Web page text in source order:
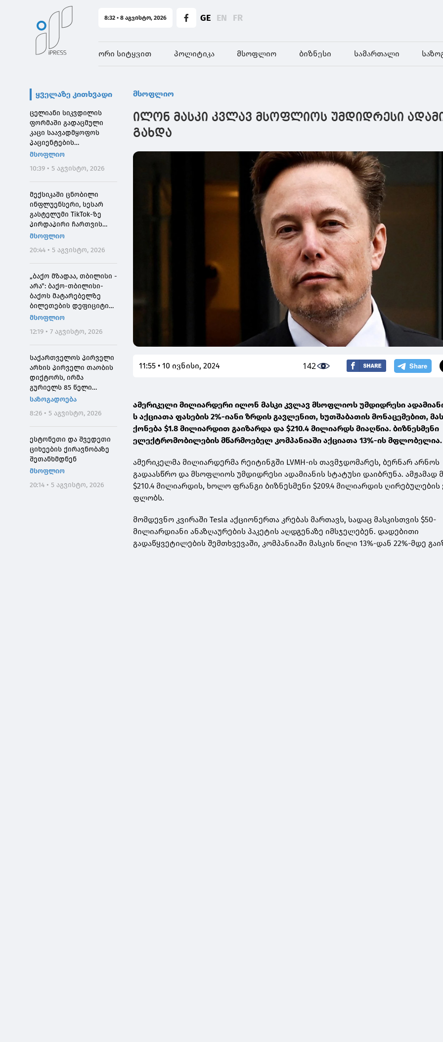
8:32 • 8 აგვისტო, 2026 GE EN FR
ორი სიტყვით პოლიტიკა მსოფლიო ბიზნესი სამართალი
ყველაზე კითხვადი
ცელიანი სიკვდილის
ფორმაში გადაცმული
კაცი საავადმყოფოს
პაციენტების
შეშინებისთვის
მსოფლიო
10:39 • 5 აგვისტო, 2026
მექსიკაში ცნობილი
ინფლუენსერი, სესარ
გასტელუმი TikTok-ზე
პირდაპირი ჩართვის
დროს მოკლეს
მსოფლიო
20:44 • 5 აგვისტო, 2026
„ბაქო მზადაა, თბილისი -
არა": ბაქო-თბილისი-
ბაქოს მატარებელზე
ბილეთების დეფიციტის
მიზეზი
მსოფლიო
12:19 • 7 აგვისტო, 2026
საქართველოს პირველი
არხის პირველი თაობის
დიქტორს, ირმა
გურიელს 85 წელი
შეუსრულდა
საზოგადოება
8:26 • 5 აგვისტო, 2026
ესტონეთი და შვედეთი
ციხეების ქირავნობაზე
შეთანხმდნენ
მსოფლიო
20:14 • 5 აგვისტო, 2026
მსოფლიო
ილონ მასკი კვლავ მსოფლიოს უმდიდრესი
გახდა
11:55 • 10 ივნისი, 2024 142
ამერიკელი მილიარდერი ილონ მასკი კვლავ მსოფლიოს უმდიდრესი
ს აქციათა ფასების 2%-იანი ზრდის გავლენით, ხუთშაბათის მონაცემებით,
ქონება $1.8 მილიარდით გაიზარდა და $210.4 მილიარდს მიაღწია. ბიზნესმენი
ელექტრომობილების მწარმოებელ კომპანიაში აქციათა 13%-ის მფლობელია.
ამერიკელმა მილიარდერმა რეიტინგში LVMH-ის თავმჯდომარეს, ბერნარ არნოს
გადაასწრო და მსოფლიოს უმდიდრესი ადამიანის სტატუსი დაიბრუნა. ამჟამად
$210.4 მილიარდის, ხოლო ფრანგი ბიზნესმენი $209.4 მილიარდის ღირებულების
ფლობს.
მომდევნო კვირაში Tesla აქციონერთა კრებას მართავს, სადაც მასკისთვის $50-
მილიარდიანი ანაზღაურების პაკეტის აღდგენაზე იმსჯელებენ. დადებითი
გადაწყვეტილების შემთხვევაში, კომპანიაში მასკის წილი 13%-დან 22%-მდე